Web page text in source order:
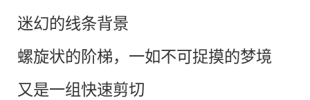
迷幻的线条背景
螺旋状的阶梯，一如不可捉摸的梦境
又是一组快速剪切